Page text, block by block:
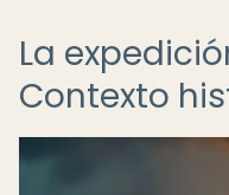
La
Contexto